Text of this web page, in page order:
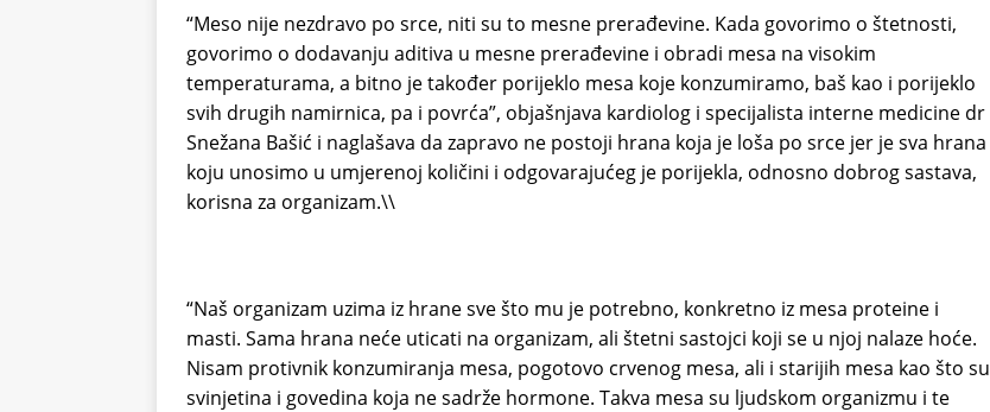
“Meso nije nezdravo po srce, niti su to mesne prerađevine. Kada govorimo o štetnosti,
govorimo o dodavanju aditiva u mesne prerađevine i obradi mesa na visokim
temperaturama, a bitno je također porijeklo mesa koje konzumiramo, baš kao i porijeklo
svih drugih namirnica, pa i povrća”, objašnjava kardiolog i specijalista interne medicine dr
Snežana Bašić i naglašava da zapravo ne postoji hrana koja je loša po srce jer je sva hrana
koju unosimo u umjerenoj količini i odgovarajućeg je porijekla, odnosno dobrog sastava,
korisna za organizam.\\
“Naš organizam uzima iz hrane sve što mu je potrebno, konkretno iz mesa proteine i
masti. Sama hrana neće uticati na organizam, ali štetni sastojci koji se u njoj nalaze hoće.
Nisam protivnik konzumiranja mesa, pogotovo crvenog mesa, ali i starijih mesa kao što su
svinjetina i govedina koja ne sadrže hormone. Takva mesa su ljudskom organizmu i te